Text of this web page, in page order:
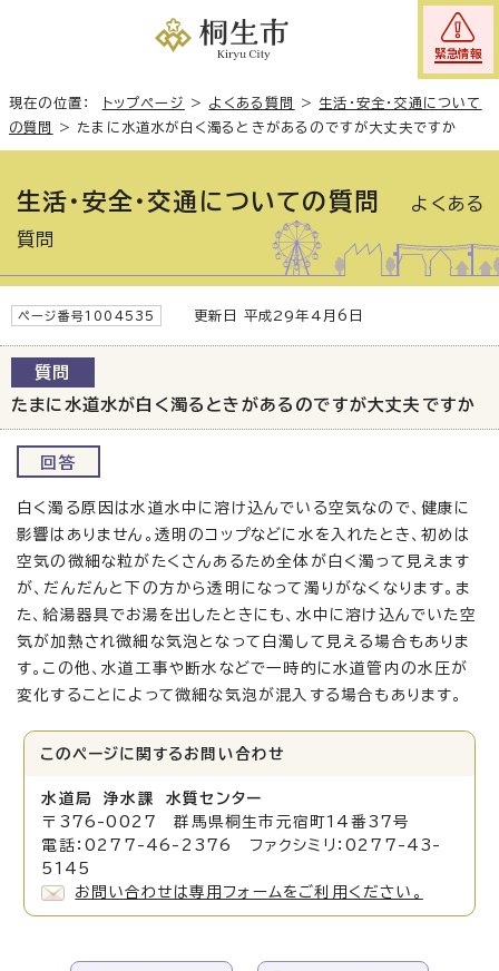
緊急情報
現在の位置： トップページ > よくある質問 > 生活・安全・交通について
の質問
> たまに水道水が白く濁るときがあるのですが大丈夫ですか
生活・安全・交通についての質問
よくある
質問
ページ番号1004535 更新日 平成29年4月6日
質問
たまに水道水が白く濁るときがあるのですが大丈夫ですか
回答
白く濁る原因は水道水中に溶け込んでいる空気なので、健康に
影響はありません。透明のコップなどに水を入れたとき、初めは
空気の微細な粒がたくさんあるため全体が白く濁って見えます
が、だんだんと下の方から透明になって濁りがなくなります。ま
た、給湯器具でお湯を出したときにも、水中に溶け込んでいた空
気が加熱され微細な気泡となって白濁して見える場合もありま
す。この他、水道工事や断水などで一時的に水道管内の水圧が
変化することによって微細な気泡が混入する場合もあります。
このページに関する お問い合わせ
水道局 浄水課 水質センター
〒376-0027 群馬県桐生市元宿町14番37号
電話：0277-46-2376 ファクシミリ：0277-43-
5145
お問い合わせは専用フォームをご利用ください。